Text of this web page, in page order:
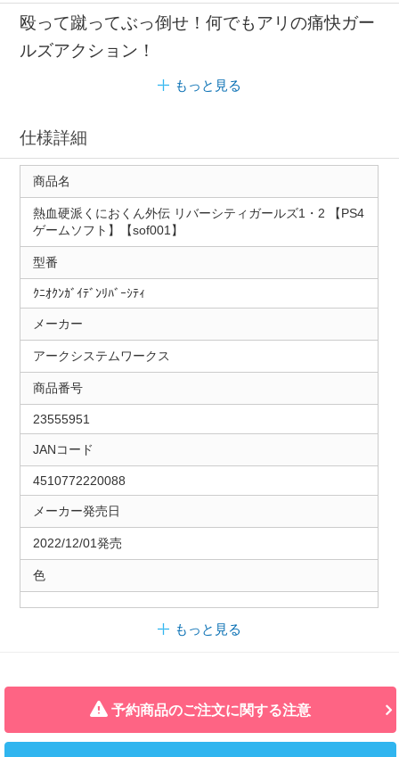
殴って蹴ってぶっ倒せ！何でもアリの痛快ガー
ルズアクション！
もっと見る
仕様詳細
商品名
熱血硬派くにおくん外伝 リバーシティガールズ1・2 【PS4
ゲームソフト】【sof001】
型番
ｸﾆｵｸﾝｶﾞｲﾃﾞﾝﾘﾊﾞｰｼﾃｨ
メーカー
アークシステムワークス
商品番号
23555951
JANコード
4510772220088
メーカー発売日
2022/12/01発売
色
もっと見る
予約商品のご注文に関する注意